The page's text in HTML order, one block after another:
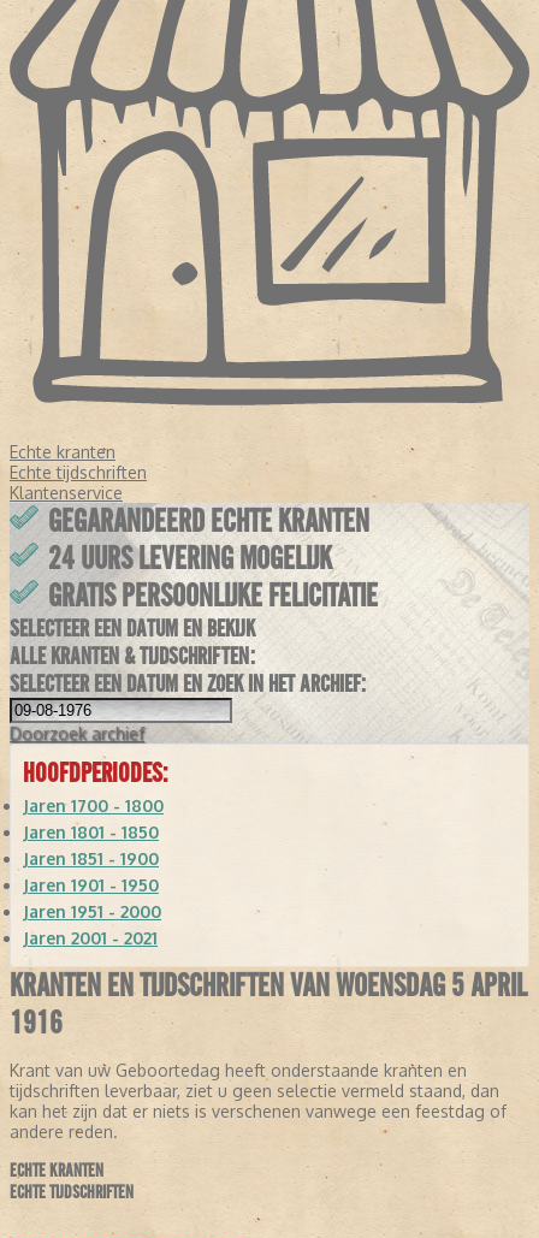
Echte kranten
Echte tijdschriften
Klantenservice
GEGARANDEERD ECHTE KRANTEN
24 UURS LEVERING MOGELIJK
GRATIS PERSOONLIJKE FELICITATIE
SELECTEER EEN DATUM EN BEKIJK
ALLE KRANTEN & TIJDSCHRIFTEN:
SELECTEER EEN DATUM EN ZOEK IN HET ARCHIEF:
Doorzoek archief
HOOFDPERIODES:
Jaren 1700 - 1800
Jaren 1801 - 1850
Jaren 1851 - 1900
Jaren 1901 - 1950
Jaren 1951 - 2000
Jaren 2001 - 2021
KRANTEN EN TIJDSCHRIFTEN VAN WOENSDAG 5 APRIL
1916
Krant van uw Geboortedag heeft onderstaande kranten en
tijdschriften leverbaar, ziet u geen selectie vermeld staand, dan
kan het zijn dat er niets is verschenen vanwege een feestdag of
andere reden.
ECHTE KRANTEN
ECHTE TIJDSCHRIFTEN